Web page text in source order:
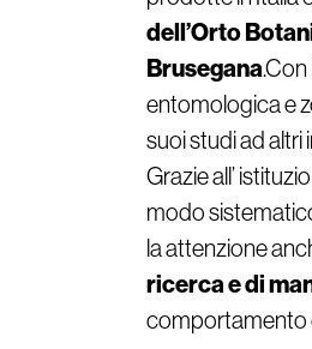
dell’Orto
Brusegana
entomologica e
suoi studi ad altri
Grazie all’
modo
la attenzione
ricerca e di
comportamento